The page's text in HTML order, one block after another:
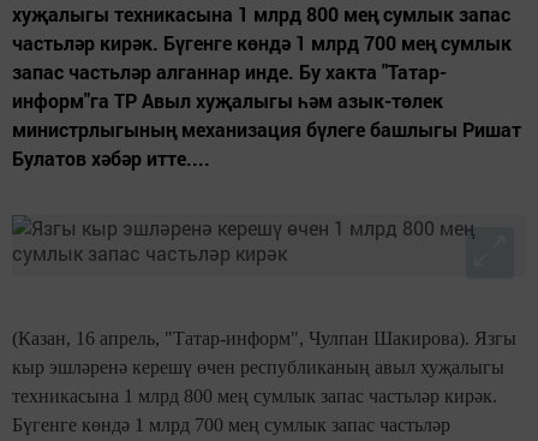
хуҗалыгы техникасына 1 млрд 800 мең сумлык запас
частьләр кирәк. Бүгенге көндә 1 млрд 700 мең сумлык
запас частьләр алганнар инде. Бу хакта "Татар-
информ"га ТР Авыл хуҗалыгы һәм азык-төлек
министрлыгының механизация бүлеге башлыгы Ришат
Булатов хәбәр итте....
(Казан, 16 апрель, "Татар-информ", Чулпан Шакирова). Язгы
кыр эшләренә керешү өчен республиканың авыл хуҗалыгы
техникасына 1 млрд 800 мең сумлык запас частьләр кирәк.
Бүгенге көндә 1 млрд 700 мең сумлык запас частьләр